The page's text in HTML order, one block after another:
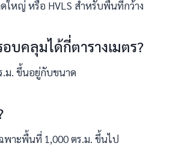
ใหญ่ หรือ HVLS สำหรับพื้นที่กว้าง
บคลุมได้กี่ตารางเมตร?
.ม. ขึ้นอยู่กับขนาด
พาะพื้นที่ 1,000 ตร.ม. ขึ้นไป